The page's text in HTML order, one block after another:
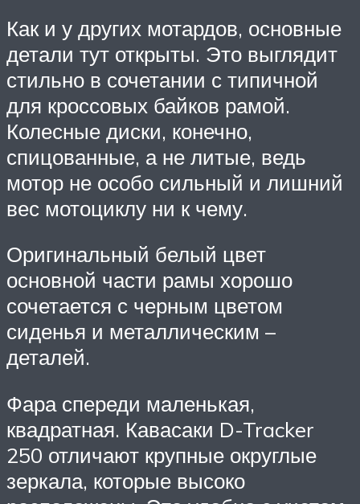
Как и у других мотардов, основные
детали тут открыты. Это выглядит
стильно в сочетании с типичной
для кроссовых байков рамой.
Колесные диски, конечно,
спицованные, а не литые, ведь
мотор не особо сильный и лишний
вес мотоциклу ни к чему.
Оригинальный белый цвет
основной части рамы хорошо
сочетается с черным цветом
сиденья и металлическим –
деталей.
Фара спереди маленькая,
квадратная. Кавасаки D-Tracker
250 отличают крупные округлые
зеркала, которые высоко